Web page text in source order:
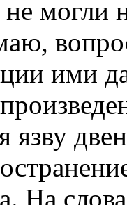
не могли
ими
язву
На